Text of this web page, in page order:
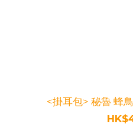
<掛耳包> 秘魯 蜂